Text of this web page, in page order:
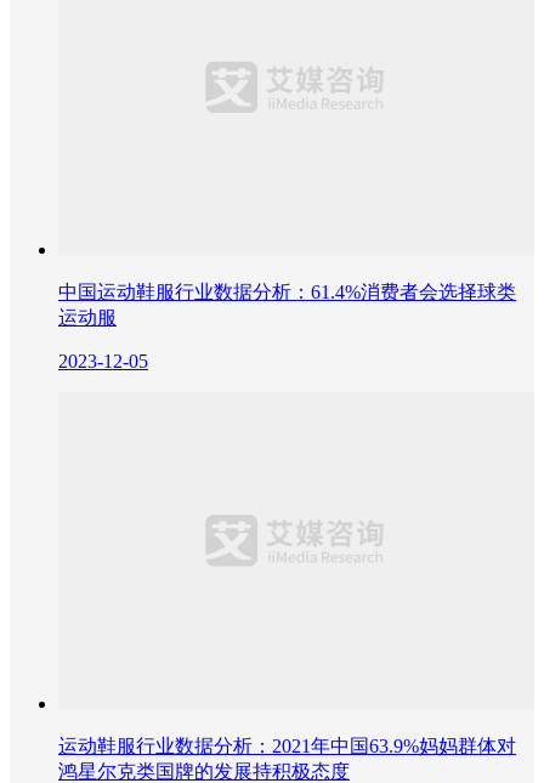
中国运动鞋服行业数据分析：61.4%消费者会选择球类
运动服
2023-12-05
运动鞋服行业数据分析：2021年中国63.9%妈妈群体对
鸿星尔克类国牌的发展持积极态度